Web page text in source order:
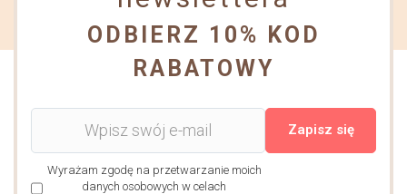
ODBIERZ 10% KOD
RABATOWY
Wyrażam zgodę na przetwarzanie moich
danych osobowych w celach
Zapisz się